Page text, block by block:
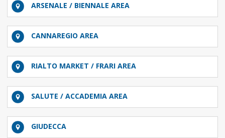
ARSENALE / BIENNALE AREA
CANNAREGIO AREA
RIALTO MARKET / FRARI AREA
SALUTE / ACCADEMIA AREA
GIUDECCA